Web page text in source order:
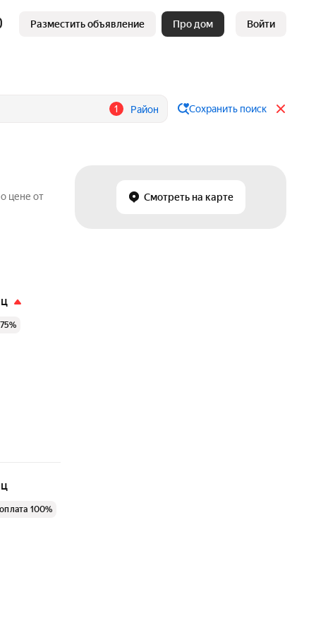
Разместить объявление Про дом Войти
1 Район Сохранить поиск
Смотреть на карте
цене от
100%